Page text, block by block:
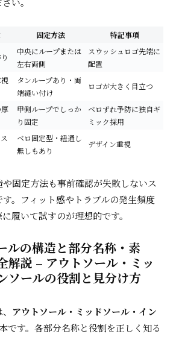
固定方法 特記事項
中央にループまたは
左右両側
スウッシュロゴ先端に
配置
タンループあり・両
端縫い付け
ロゴが大きく目立つ
甲側ループでしっか
り固定
ベロずれ予防に独自ギ
ミック採用
ベロ固定型・紐通し
無しもあり
デザイン重視
固定方法も事前確認が失敗しないス
。フィット感やトラブルの発生頻度
履いて試すのが理想的です。
ルの構造と部分名称・素
解説 – アウトソール・ミッ
ソールの役割と見分け方
アウトソール・ミッドソール・イン
です。各部分名称と役割を正しく知る